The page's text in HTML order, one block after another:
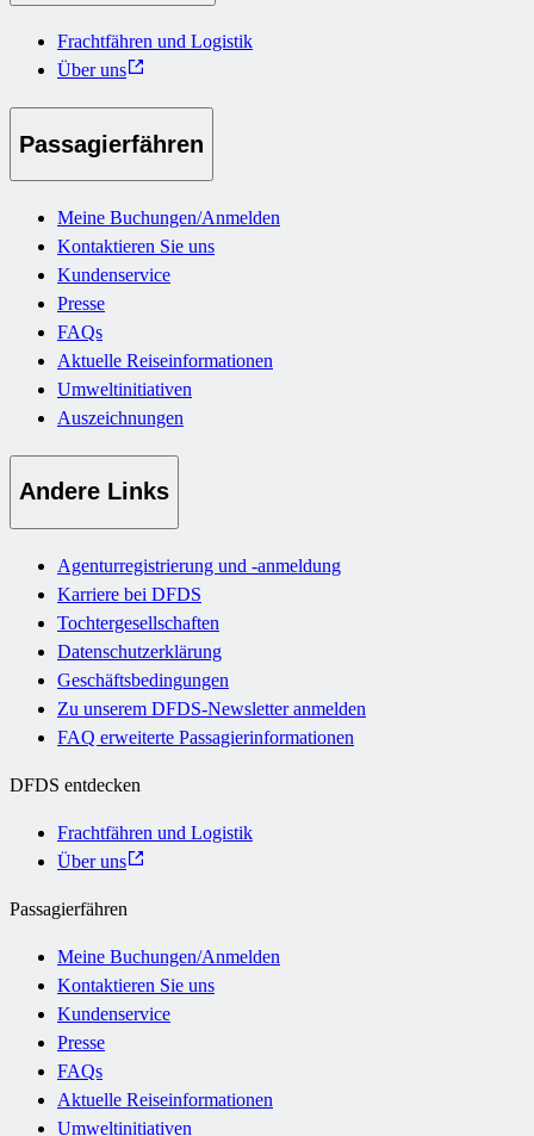
Frachtfähren und Logistik
Über uns
Passagierfähren
Meine Buchungen/Anmelden
Kontaktieren Sie uns
Kundenservice
Presse
FAQs
Aktuelle Reiseinformationen
Umweltinitiativen
Auszeichnungen
Andere Links
Agenturregistrierung und -anmeldung
Karriere bei DFDS
Tochtergesellschaften
Datenschutzerklärung
Geschäftsbedingungen
Zu unserem DFDS-Newsletter anmelden
FAQ erweiterte Passagierinformationen
DFDS entdecken
Frachtfähren und Logistik
Über uns
Passagierfähren
Meine Buchungen/Anmelden
Kontaktieren Sie uns
Kundenservice
Presse
FAQs
Aktuelle Reiseinformationen
Umweltinitiativen